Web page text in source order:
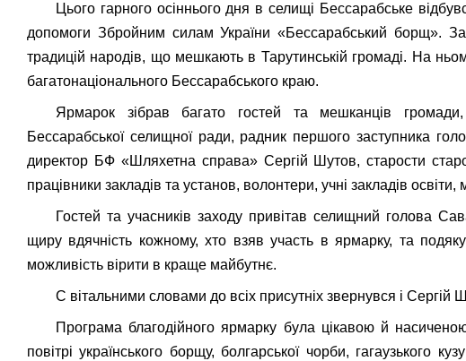
Цього гарного осіннього дня в селищі Бессарабське
допомоги Збройним силам України «Бессарабський борщ».
традицій народів, що мешкають в Тарутинській громаді. На
багатонаціонального Бессарабського краю.
Ярмарок зібрав багато гостей та мешканців
Бессарабської селищної ради, радник першого заступника
директор БФ «Шляхетна справа» Сергій Шутов, старости
працівники закладів та установ, волонтери, учні закладів
Гостей та учасників заходу привітав селищний голова
щиру вдячність кожному, хто взяв участь в ярмарку, та
можливість вірити в краще майбутнє.
С вітальними словами до всіх присутніх звернувся і Сергій
Програма благодійного ярмарку була цікавою й
повітрі українського борщу, болгарської чорби, гагаузького